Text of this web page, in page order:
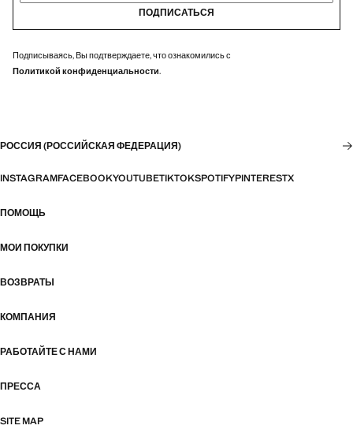
ПОДПИСАТЬСЯ
Подписываясь, Вы подтверждаете, что ознакомились с
Политикой конфиденциальности.
РОССИЯ (РОССИЙСКАЯ ФЕДЕРАЦИЯ)
INSTAGRAMFACEBOOKYOUTUBETIKTOKSPOTIFYPINTERESTX
ПОМОЩЬ
МОИ ПОКУПКИ
ВОЗВРАТЫ
КОМПАНИЯ
РАБОТАЙТЕ С НАМИ
ПРЕССА
SITE MAP